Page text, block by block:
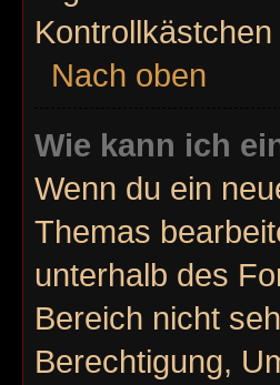
Nach oben
Wie kann ich
Wenn du ein
Themas
unterhalb des
Bereich nicht
Berechtigung,